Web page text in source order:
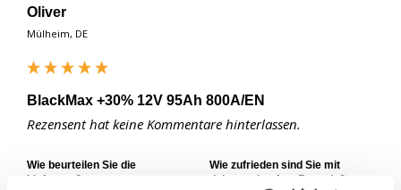
Oliver
Mülheim, DE
BlackMax +30% 12V 95Ah 800A/EN
Rezensent hat keine Kommentare hinterlassen.
Wie beurteilen Sie die
Lieferung?
Wie zufrieden sind Sie mit
deiner gekauften Batterie?